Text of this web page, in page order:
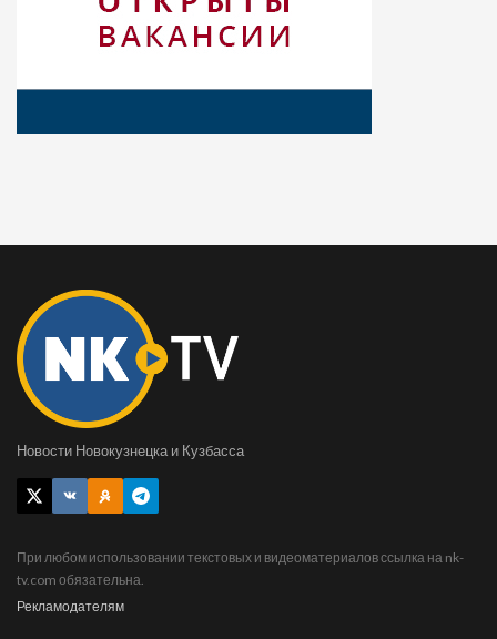
Новости Новокузнецка и Кузбасса
При любом использовании текстовых и видеоматериалов ссылка на nk-
tv.com обязательна.
Рекламодателям